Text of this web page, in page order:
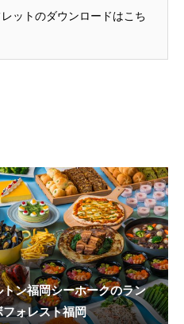
ットのダウンロードはこち
ン福岡シーホークのラン
ォレスト福岡